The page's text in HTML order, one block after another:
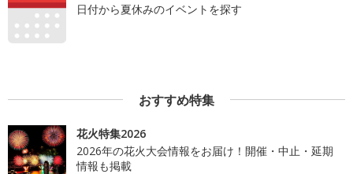
日付から夏休みのイベントを探す
おすすめ特集
花火特集2026
2026年の花火大会情報をお届け！開催・中止・延期
情報も掲載